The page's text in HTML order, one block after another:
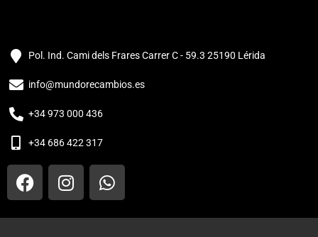
Pol. Ind. Cami dels Frares Carrer C - 59.3 25190 Lérida
info@mundorecambios.es
+34 973 000 436
+34 686 422 317